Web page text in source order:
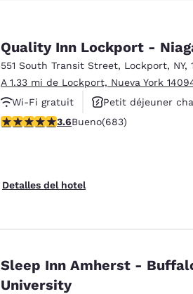
Quality Inn Lockport -
551 South Transit Street, Lockport, NY,
A 1.33 mi de Lockport, Nueva York
Wi-Fi gratuit
Petit déjeuner
Animaux acceptés
calificación de 3.59 estrellas. Bueno.
3.6Bueno(683)
Detalles del hotel
Sleep Inn Amherst -
University